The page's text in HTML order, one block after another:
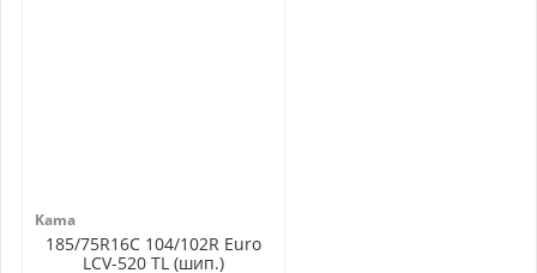
Kama
185/75R16C 104/102R Euro
LCV-520 TL (шип.)